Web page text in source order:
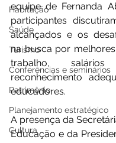
Habitação
Saúde
Turismo
Conferências e seminários
Patrimônio
Planejamento estratégico
Cultura
equipe de Fernanda
participantes
alcançados e os
na busca por
trabalho,
reconhecimento
educadores.
A presença da
Educação e da